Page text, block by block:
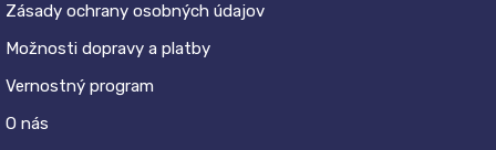
Zásady ochrany osobných údajov
Možnosti dopravy a platby
Vernostný program
O nás